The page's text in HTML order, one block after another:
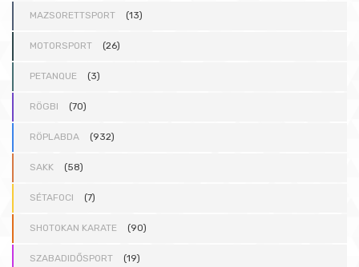
MAZSORETTSPORT (13)
MOTORSPORT (26)
PETANQUE (3)
RÖGBI (70)
RÖPLABDA (932)
SAKK (58)
SÉTAFOCI (7)
SHOTOKAN KARATE (90)
SZABADIDŐSPORT (19)